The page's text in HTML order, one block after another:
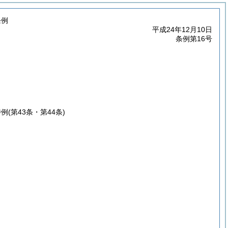
平成24年12月10日
条例第16号
(第43条・第44条)